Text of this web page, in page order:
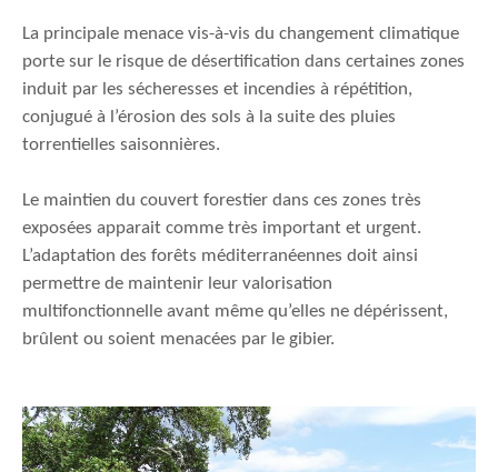
La principale menace vis-à-vis du changement climatique
porte sur le risque de désertification dans certaines zones
induit par les sécheresses et incendies à répétition,
conjugué à l’érosion des sols à la suite des pluies
torrentielles saisonnières.
Le maintien du couvert forestier dans ces zones très
exposées apparait comme très important et urgent.
L’adaptation des forêts méditerranéennes doit ainsi
permettre de maintenir leur valorisation
multifonctionnelle avant même qu’elles ne dépérissent,
brûlent ou soient menacées par le gibier.